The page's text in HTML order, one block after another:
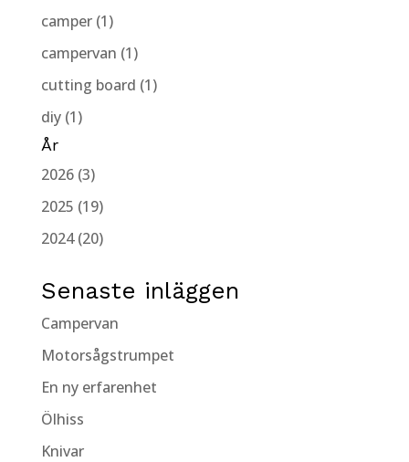
camper (1)
campervan (1)
cutting board (1)
diy (1)
År
2026 (3)
2025 (19)
2024 (20)
Senaste inläggen
Campervan
Motorsågstrumpet
En ny erfarenhet
Ölhiss
Knivar